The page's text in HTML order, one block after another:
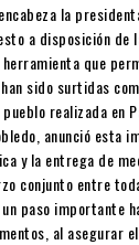
la
a disposición
que
sido surtidas
realizada en
anunció esta
y la entrega de
conjunto entre
paso importante
al asegurar